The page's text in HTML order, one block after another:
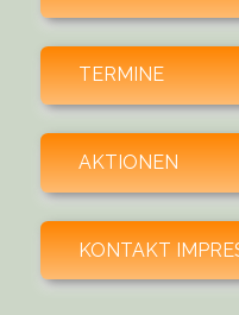
TERMINE
AKTIONEN